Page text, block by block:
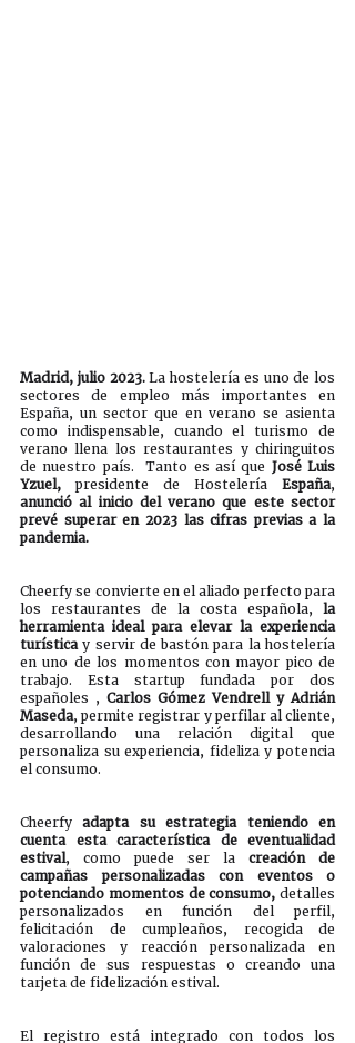
Madrid, julio 2023. La hostelería es uno de los
sectores de empleo más importantes en
España, un sector que en verano se asienta
como indispensable, cuando el turismo de
verano llena los restaurantes y chiringuitos
de nuestro país.  Tanto es así que José Luis
Yzuel, presidente de Hostelería España
anunció al inicio del verano que este sector
prevé superar en 2023 las cifras previas a la
pandemia.
Cheerfy se convierte en el aliado perfecto para
los restaurantes de la costa española, la
herramienta ideal para elevar la experiencia
turística y servir de bastón para la hostelería
en uno de los momentos con mayor pico de
trabajo. Esta startup fundada por dos
españoles , Carlos Gómez Vendrell y Adrián
Maseda, permite registrar y perfilar al cliente,
desarrollando una relación digital que
personaliza su experiencia, fideliza y potencia
el consumo.
Cheerfy adapta su estrategia teniendo en
cuenta esta característica de eventualidad
estival, como puede ser la creación de
campañas personalizadas con eventos o
potenciando momentos de consumo, detalles
personalizados en función del perfil,
felicitación de cumpleaños, recogida de
valoraciones y reacción personalizada en
función de sus respuestas o creando una
tarjeta de fidelización estival.